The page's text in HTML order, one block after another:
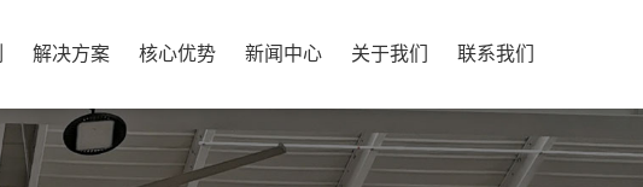
解决方案 核心优势 新闻中心 关于我们 联系我们